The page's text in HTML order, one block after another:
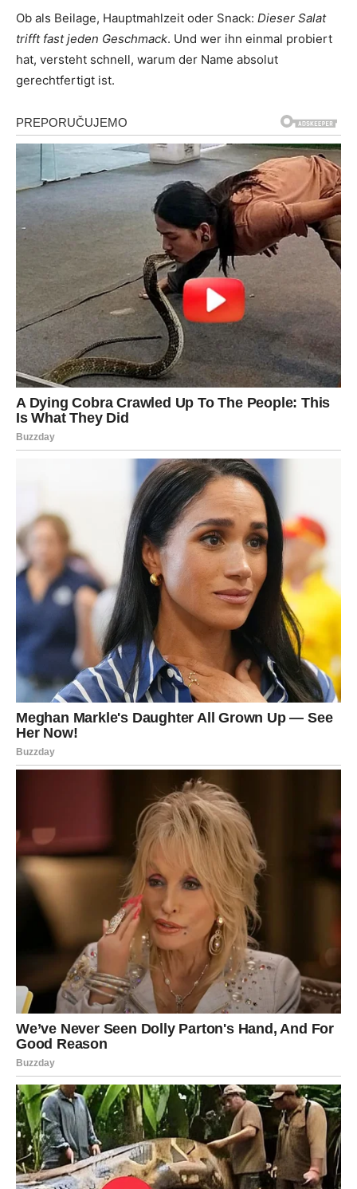
Ob als Beilage, Hauptmahlzeit oder Snack: Dieser Salat
trifft fast jeden Geschmack. Und wer ihn einmal probiert
hat, versteht schnell, warum der Name absolut
gerechtfertigt ist.